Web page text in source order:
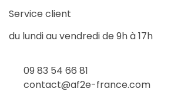
Service client
du lundi au vendredi de 9h à 17h
09 83 54 66 81
contact@af2e-france.com